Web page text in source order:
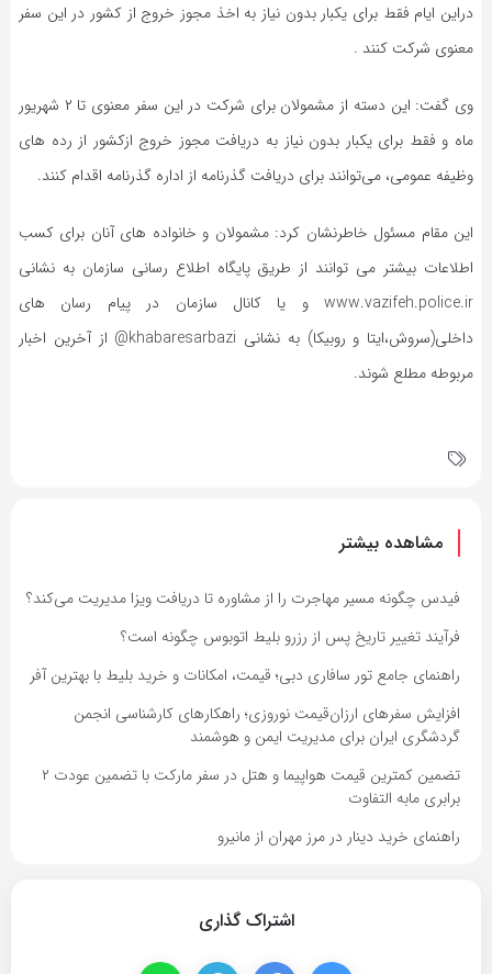
دراین ایام فقط برای یکبار بدون نیاز به اخذ مجوز خروج از کشور در این سفر
معنوی شرکت کنند .
وی گفت: این دسته از مشمولان برای شرکت در این سفر معنوی تا ۲ شهریور
ماه و فقط برای یکبار بدون نیاز به دریافت مجوز خروج ازکشور از رده های
وظیفه عمومی، می‌توانند برای دریافت گذرنامه از اداره گذرنامه اقدام کنند.
این مقام مسئول خاطرنشان کرد: مشمولان و خانواده های آنان برای کسب
اطلاعات بیشتر می توانند از طریق پایگاه اطلاع رسانی سازمان به نشانی
www.vazifeh.police.ir و یا کانال سازمان در پیام رسان های
داخلی(سروش،ایتا و روبیکا) به نشانی khabaresarbazi@ از آخرین اخبار
مربوطه مطلع شوند.
مشاهده بیشتر
فیدس چگونه مسیر مهاجرت را از مشاوره تا دریافت ویزا مدیریت می‌کند؟
فرآیند تغییر تاریخ پس از رزرو بلیط اتوبوس چگونه است؟
راهنمای جامع تور سافاری دبی؛ قیمت، امکانات و خرید بلیط با بهترین آفر
افزایش سفرهای ارزان‌قیمت نوروزی؛ راهکارهای کارشناسی انجمن
گردشگری ایران برای مدیریت ایمن و هوشمند
تضمین کمترین قیمت هواپیما و هتل در سفر مارکت با تضمین عودت ۲
برابری مابه التفاوت
راهنمای خرید دینار در مرز مهران از مانیرو
اشتراک گذاری